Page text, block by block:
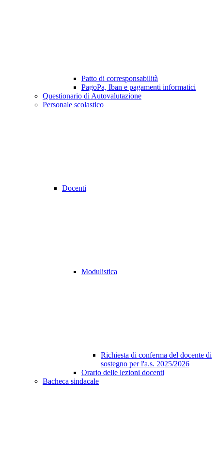
Patto di corresponsabilità
PagoPa, Iban e pagamenti informatici
Questionario di Autovalutazione
Personale scolastico
Docenti
Modulistica
Richiesta di conferma del docente di
sostegno per l'a.s. 2025/2026
Orario delle lezioni docenti
Bacheca sindacale